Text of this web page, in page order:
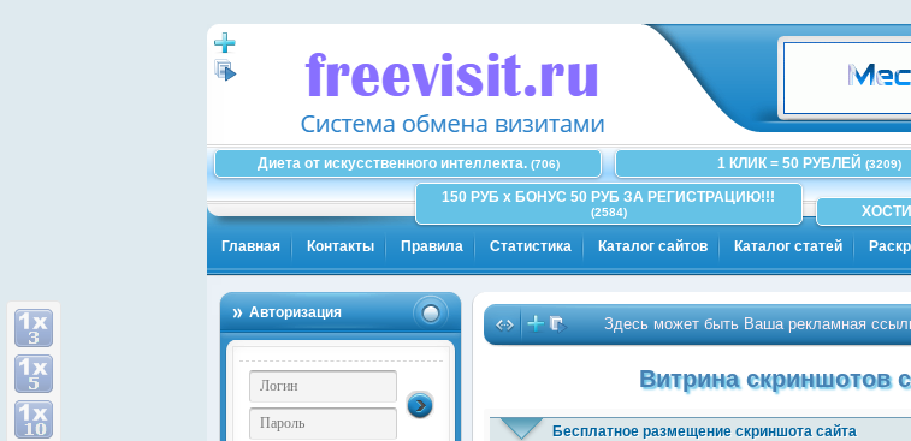
Диета от искусственного интеллекта.(706) 1 КЛИК = 50 РУБЛЕЙ (3209)
150 РУБ x БОНУС 50 РУБ ЗА РЕГИСТРАЦИЮ!!!
(2584)
Главная Контакты Правила Статистика Каталог сайтов Каталог статей
Авторизация
Здесь может быть Ваша рекламная ссылка..
Витрина скриншотов
Бесплатное размещение скриншота сайта